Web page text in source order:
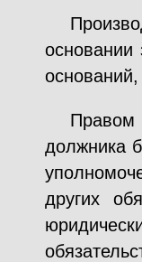
основании
должника
других